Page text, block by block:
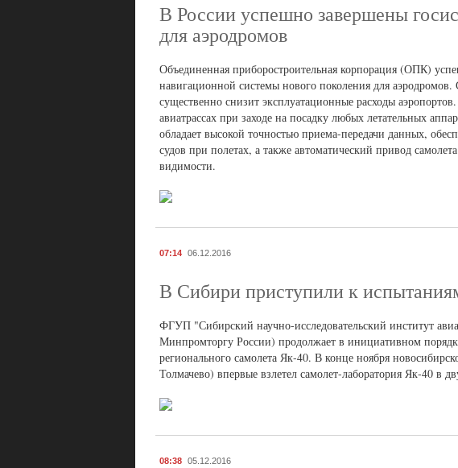
В России успешно завершены
для аэродромов
Объединенная приборостроительная корпорация (ОПК)
навигационной системы нового поколения для аэродромов.
существенно снизит эксплуатационные расходы
авиатрассах при заходе на посадку любых летательных
обладает высокой точностью приема-передачи данных,
судов при полетах, а также автоматический привод
видимости.
07:14 06.12.2016
В Сибири приступили к
ФГУП "Сибирский научно-исследовательский институт
Минпромторгу России) продолжает в инициативном
регионального самолета Як-40. В конце ноября
Толмачево) впервые взлетел самолет-лаборатория Як-40
08:38 05.12.2016